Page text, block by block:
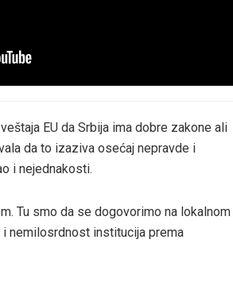
EU da Srbija ima dobre zakone ali
da to izaziva osećaj nepravde i
i nejednakosti.
Tu smo da se dogovorimo na lokalnom
nemilosrdnost institucija prema